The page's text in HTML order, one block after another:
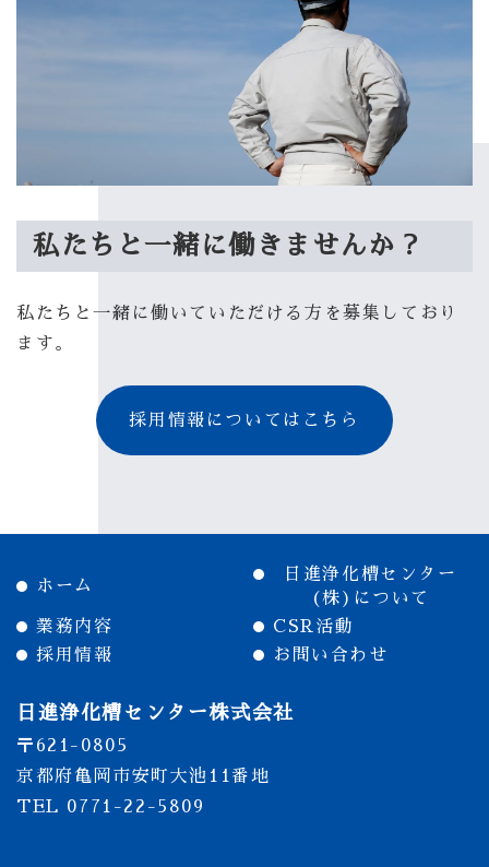
私たちと一緒に働きませんか？
私たちと一緒に働いていただける方を募集しており
ます。
採用情報についてはこちら
ホーム
日進浄化槽センター
(株)について
業務内容
CSR活動
採用情報
お問い合わせ
日進浄化槽センター株式会社
〒621-0805
京都府亀岡市安町大池11番地
TEL 0771-22-5809